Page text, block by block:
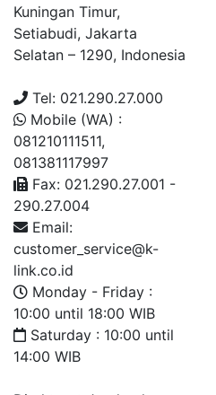
Kuningan Timur,
Setiabudi, Jakarta
Selatan – 1290, Indonesia
Tel: 021.290.27.000
Mobile (WA) :
081210111511,
081381117997
Fax: 021.290.27.001 -
290.27.004
Email:
customer_service@k-
link.co.id
Monday - Friday :
10:00 until 18:00 WIB
Saturday : 10:00 until
14:00 WIB